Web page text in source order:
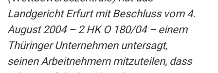
Landgericht Erfurt mit Beschluss vom 4.
August 2004 – 2 HK O 180/04 – einem
Thüringer Unternehmen untersagt,
seinen Arbeitnehmern mitzuteilen, dass